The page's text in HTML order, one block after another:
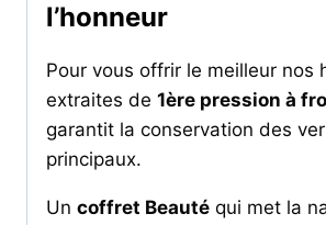
l’honneur
Pour vous offrir le meilleur nos
extraites de 1ère pression à
garantit la conservation des
principaux.
Un coffret Beauté qui met la